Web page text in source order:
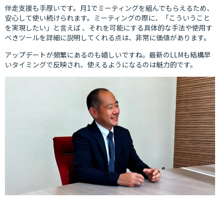
伴走支援も手厚いです。月1でミーティングを組んでもらえるため、
安心して使い続けられます。ミーティングの際に、「こういうこと
を実現したい」と言えば 、それを可能にする具体的な手法や使用す
べきツールを詳細に説明してくれる点は、非常に価値があります。
アップデートが頻繁にあるのも嬉しいですね。最新のLLMも結構早
いタイミングで反映され、使えるようになるのは魅力的です。